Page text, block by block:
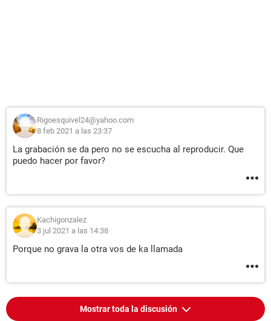
Rigoesquivel24@yahoo.com
8 feb 2021 a las 23:37
La grabación se da pero no se escucha al reproducir. Que
puedo hacer por favor?
Kachigonzalez
3 jul 2021 a las 14:38
Porque no grava la otra vos de ka llamada
Mostrar toda la discusión